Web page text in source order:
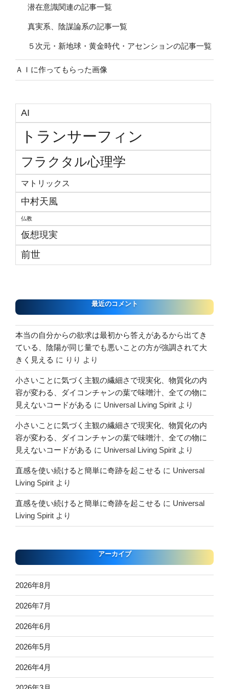
潜在意識関連の記事一覧
真実系、陰謀論系の記事一覧
５次元・新地球・黄金時代・アセンションの記事一覧
ＡＩに作ってもらった画像
AI
トランサーフィン
フラクタル心理学
マトリックス
中村天風
仏教
仮想現実
前世
最近のコメント
本当の自分からの欲求は最初から答えがあるから出てき
ている、陰陽が同じ量でも悪いことの方が強調されて大
きく見える に りり より
小さいことに気づく主観の繊細さで現実化、物質化の内
容が変わる、ダイコンチャンの葉で味噌汁、全ての物に
見えないコードがある に Universal Living Spirit より
小さいことに気づく主観の繊細さで現実化、物質化の内
容が変わる、ダイコンチャンの葉で味噌汁、全ての物に
見えないコードがある に Universal Living Spirit より
直感を使い続けると簡単に奇跡を起こせる に Universal
Living Spirit より
直感を使い続けると簡単に奇跡を起こせる に Universal
Living Spirit より
アーカイブ
2026年8月
2026年7月
2026年6月
2026年5月
2026年4月